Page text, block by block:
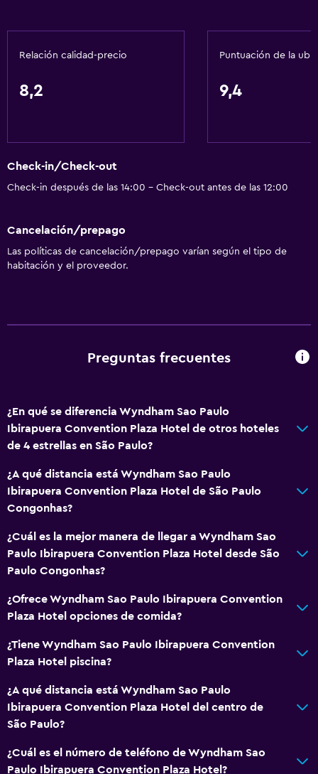
Relación calidad-precio
8,2
Puntuación de la
9,4
Check-in/Check-out
Check-in después de las 14:00 - Check-out antes de las 12:00
Cancelación/prepago
Las políticas de cancelación/prepago varían según el tipo de
habitación y el proveedor.
Preguntas frecuentes
¿En qué se diferencia Wyndham Sao Paulo
Ibirapuera Convention Plaza Hotel de otros hoteles
de 4 estrellas en São Paulo?
¿A qué distancia está Wyndham Sao Paulo
Ibirapuera Convention Plaza Hotel de São Paulo
Congonhas?
¿Cuál es la mejor manera de llegar a Wyndham Sao
Paulo Ibirapuera Convention Plaza Hotel desde São
Paulo Congonhas?
¿Ofrece Wyndham Sao Paulo Ibirapuera Convention
Plaza Hotel opciones de comida?
¿Tiene Wyndham Sao Paulo Ibirapuera Convention
Plaza Hotel piscina?
¿A qué distancia está Wyndham Sao Paulo
Ibirapuera Convention Plaza Hotel del centro de
São Paulo?
¿Cuál es el número de teléfono de Wyndham Sao
Paulo Ibirapuera Convention Plaza Hotel?